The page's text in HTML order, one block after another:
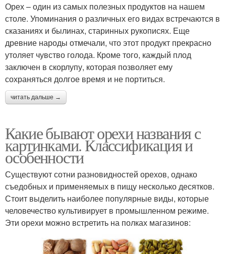
Орех – один из самых полезных продуктов на нашем
столе. Упоминания о различных его видах встречаются в
сказаниях и былинах, старинных рукописях. Еще
древние народы отмечали, что этот продукт прекрасно
утоляет чувство голода. Кроме того, каждый плод
заключен в скорлупу, которая позволяет ему
сохраняться долгое время и не портиться.
читать дальше →
Какие бывают орехи названия с
картинками. Классификация и
особенности
Существуют сотни разновидностей орехов, однако
съедобных и применяемых в пищу несколько десятков.
Стоит выделить наиболее популярные виды, которые
человечество культивирует в промышленном режиме.
Эти орехи можно встретить на полках магазинов: